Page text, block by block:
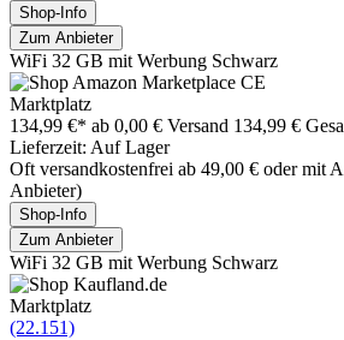
Shop-Info
Zum Anbieter
WiFi 32 GB mit Werbung Schwarz
Marktplatz
134,99 €* ab 0,00 € Versand 134,99 €
Lieferzeit: Auf Lager
Oft versandkostenfrei ab 49,00 € oder mit
Anbieter)
Shop-Info
Zum Anbieter
WiFi 32 GB mit Werbung Schwarz
Marktplatz
(22.151)